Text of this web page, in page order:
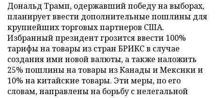
Дональд Трамп, одержавший победу на выборах,
планирует ввести дополнительные пошлины для
крупнейших торговых партнеров США.
Избранный президент грозится ввести 100%
тарифы на товары из стран БРИКС в случае
создания ими новой валюты, а также наложить
25% пошлины на товары из Канады и Мексики и
10% на китайские товары. Эти меры, по его
словам, направлены на борьбу с нелегальной